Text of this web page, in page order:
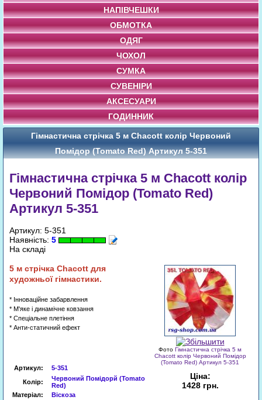
НАПІВЧЕШКИ
ОБМОТКА
ОДЯГ
ЧОХОЛ
СУМКА
СУВЕНІРИ
АКСЕСУАРИ
ГОДИННИК
Гімнастична стрічка 5 м Chacott колір Червоний
Помідор (Tomato Red) Артикул 5-351
Гімнастична стрічка 5 м Chacott колір
Червоний Помідор (Tomato Red)
Артикул 5-351
Артикул: 5-351
Наявність: 5
На складі
Фото Гімнастична стрічка 5 м
Chacott колір Червоний Помідор
(Tomato Red) Артикул 5-351
Ціна:
1428 грн.
5 м стрічка Chacott для
художньої гімнастики.
* Інноваційне забарвлення
* М'яке і динамічне ковзання
* Спеціальне плетіння
* Анти-статичний ефект
Артикул:
5-351
Колір:
Червоний Помідорй (Tomato
Red)
Матеріал:
Віскоза